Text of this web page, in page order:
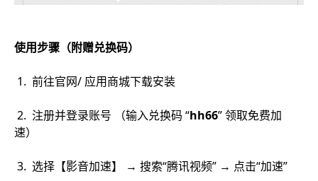
使用步骤（附赠兑换码）
1. 前往官网/ 应用商城下载安装
2. 注册并登录账号 （输入兑换码 “hh66” 领取免费加
速）
3. 选择【影音加速】 → 搜索“腾讯视频” → 点击“加速”